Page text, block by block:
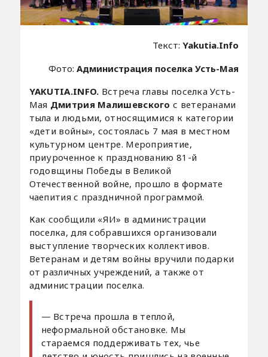
Текст:Yakutia.Info
Фото:Администрация поселка Усть-Мая
YAKUTIA.INFO. Встреча главы поселка Усть-
Мая Дмитрия Малишевского с ветеранами
тыла и людьми, относящимися к категории
«дети войны», состоялась 7 мая в местном
культурном центре. Мероприятие,
приуроченное к празднованию 81-й
годовщины Победы в Великой
Отечественной войне, прошло в формате
чаепития с праздничной программой.
Как сообщили «ЯИ» в администрации
поселка, для собравшихся организовали
выступление творческих коллективов.
Ветеранам и детям войны вручили подарки
от различных учреждений, а также от
администрации поселка.
— Встреча прошла в теплой,
неформальной обстановке. Мы
стараемся поддерживать тех, чье